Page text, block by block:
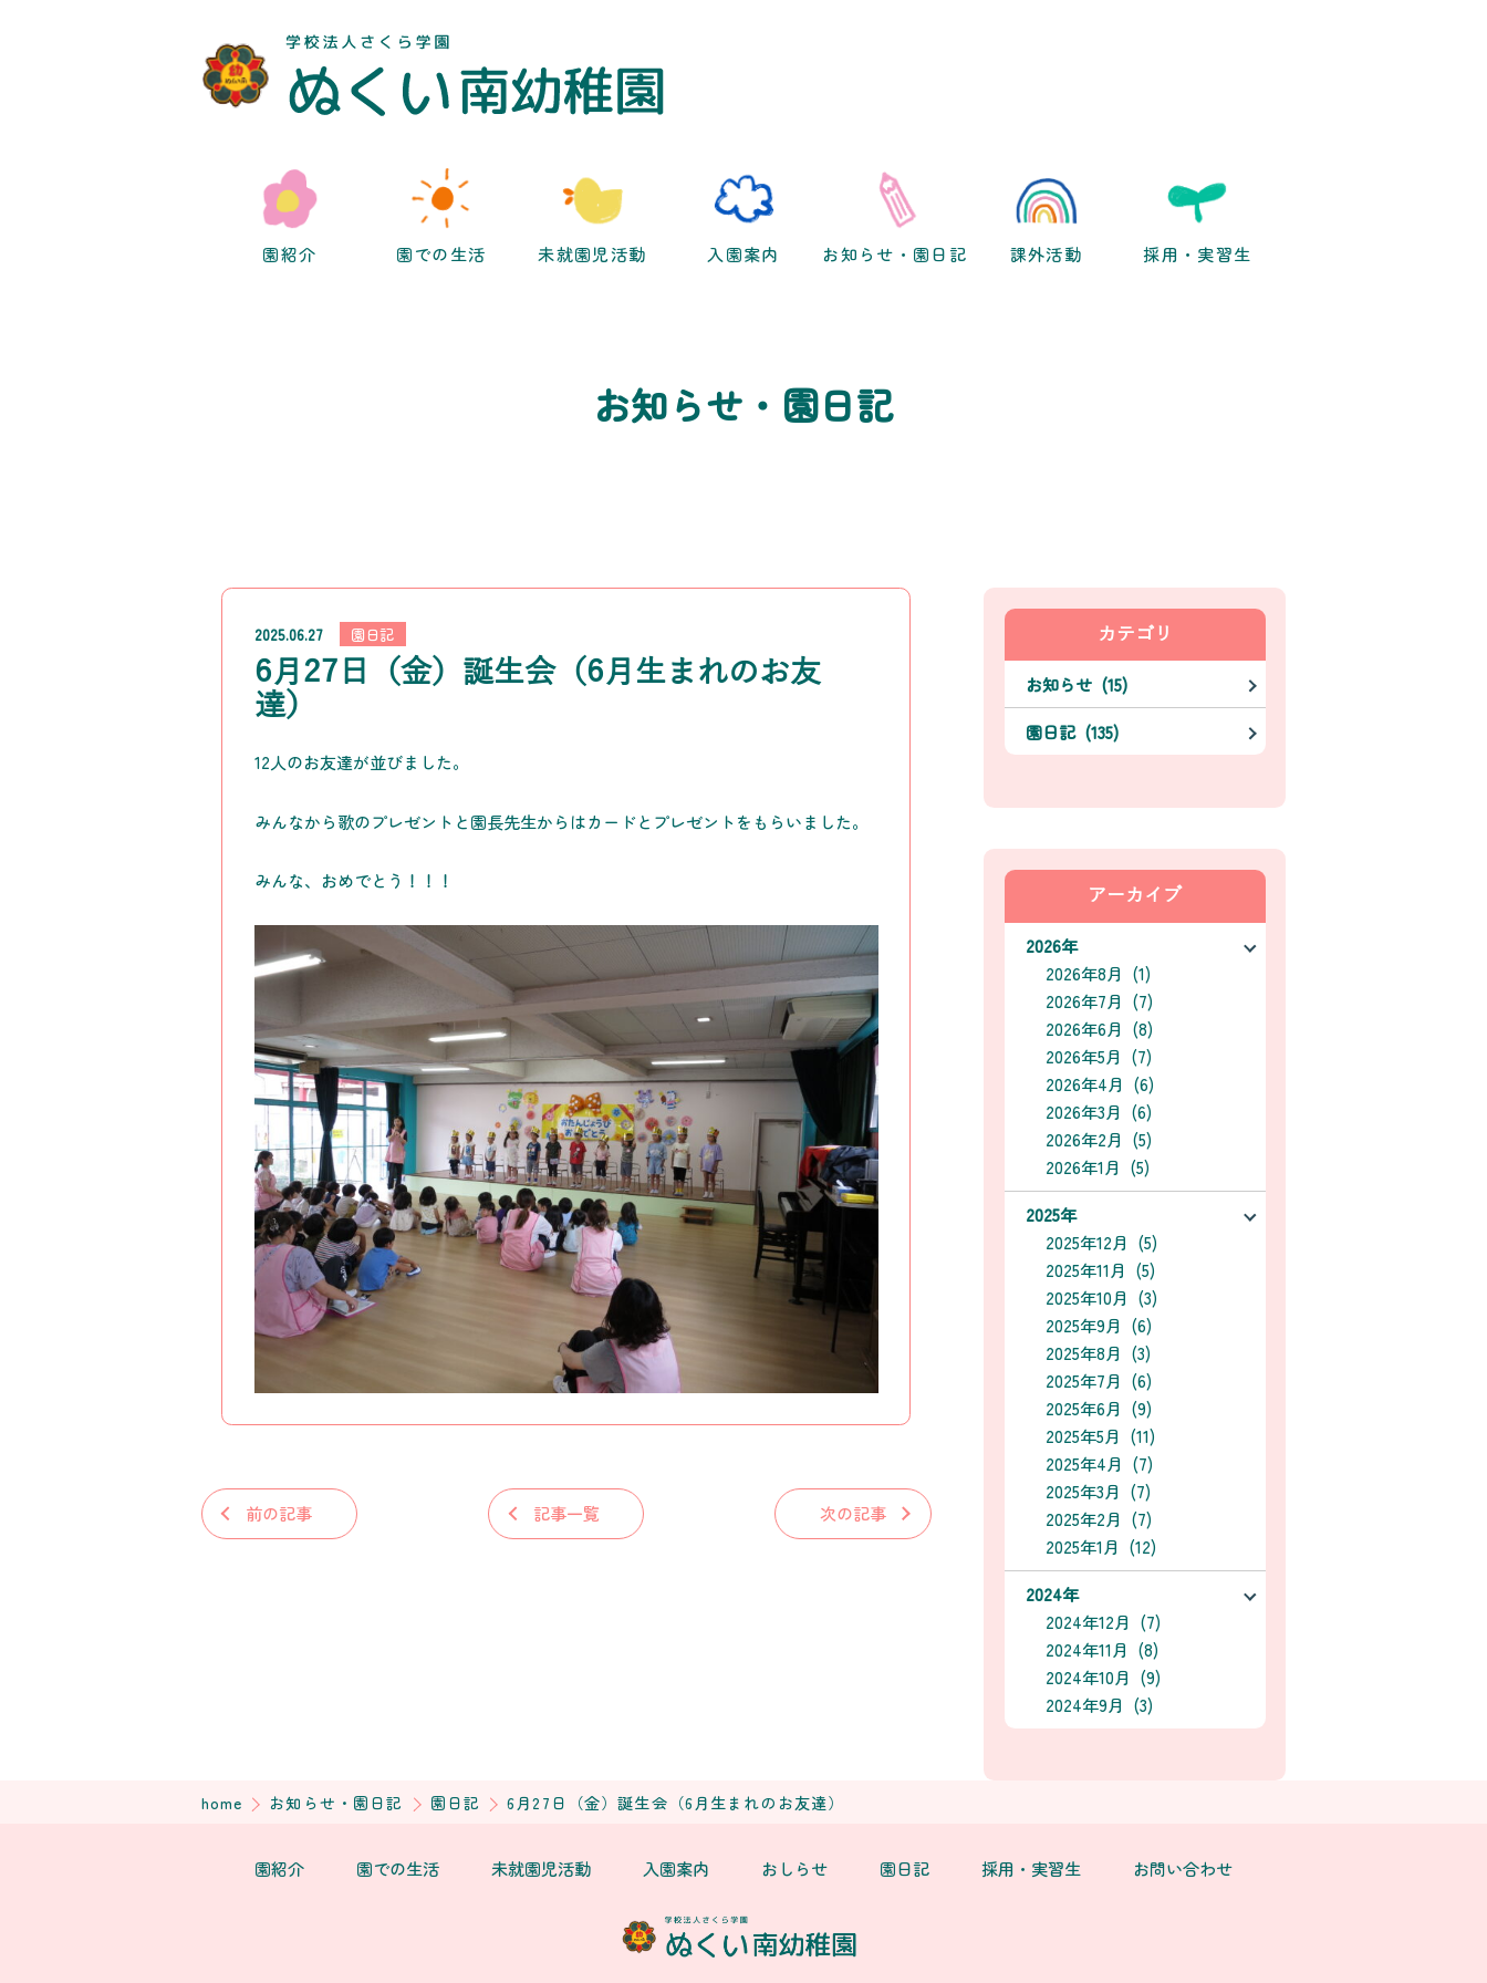
園紹介 園での生活 未就園児活動 入園案内 お知らせ・園日記 課外活動 採用・実習生
お知らせ・園日記
2025.06.27 園日記
6月27日（金）誕生会（6月生まれのお友
達）
12人のお友達が並びました。
みんなから歌のプレゼントと園長先生からはカードとプレゼントをもらいました。
みんな、おめでとう！！！
前の記事 記事一覧 次の記事
カテゴリ
お知らせ (15)
園日記 (135)
アーカイブ
2026年
2026年8月 (1)
2026年7月 (7)
2026年6月 (8)
2026年5月 (7)
2026年4月 (6)
2026年3月 (6)
2026年2月 (5)
2026年1月 (5)
2025年
2025年12月 (5)
2025年11月 (5)
2025年10月 (3)
2025年9月 (6)
2025年8月 (3)
2025年7月 (6)
2025年6月 (9)
2025年5月 (11)
2025年4月 (7)
2025年3月 (7)
2025年2月 (7)
2025年1月 (12)
2024年
2024年12月 (7)
2024年11月 (8)
2024年10月 (9)
2024年9月 (3)
home お知らせ・園日記 園日記 6月27日（金）誕生会（6月生まれのお友達）
園紹介 園での生活 未就園児活動 入園案内 おしらせ 園日記 採用・実習生 お問い合わせ